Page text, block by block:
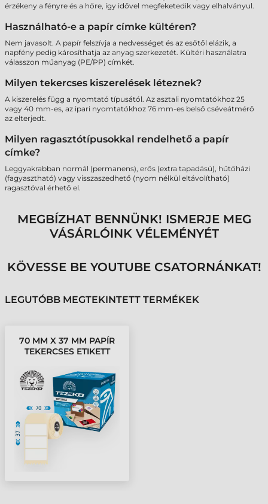
érzékeny a fényre és a hőre, így idővel megfeketedik vagy elhalványul.
Használható-e a papír címke kültéren?
Nem javasolt. A papír felszívja a nedvességet és az esőtől elázik, a
napfény pedig károsíthatja az anyag szerkezetét. Kültéri használatra
válasszon műanyag (PE/PP) címkét.
Milyen tekercses kiszerelések léteznek?
A kiszerelés függ a nyomtató típusától. Az asztali nyomtatókhoz 25
vagy 40 mm-es, az ipari nyomtatókhoz 76 mm-es belső cséveátmérő
az elterjedt.
Milyen ragasztótípusokkal rendelhető a papír
címke?
Leggyakrabban normál (permanens), erős (extra tapadású), hűtőházi
(fagyasztható) vagy visszaszedhető (nyom nélkül eltávolítható)
ragasztóval érhető el.
MEGBÍZHAT BENNÜNK! ISMERJE MEG
VÁSÁRLÓINK VÉLEMÉNYÉT
KÖVESSE BE YOUTUBE CSATORNÁNKAT!
LEGUTÓBB MEGTEKINTETT TERMÉKEK
70 MM X 37 MM PAPÍR
TEKERCSES ETIKETT
CÍMKE/TEKERCS )